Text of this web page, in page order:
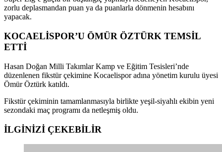
zorlu deplasmandan puan ya da puanlarla dönmenin hesabını
yapacak.
KOCAELİSPOR’U ÖMÜR ÖZTÜRK TEMSİL
ETTİ
Hasan Doğan Milli Takımlar Kamp ve Eğitim Tesisleri’nde
düzenlenen fikstür çekimine Kocaelispor adına yönetim kurulu üyesi
Ömür Öztürk katıldı.
Fikstür çekiminin tamamlanmasıyla birlikte yeşil-siyahlı ekibin yeni
sezondaki maç programı da netleşmiş oldu.
İLGİNİZİ ÇEKEBİLİR